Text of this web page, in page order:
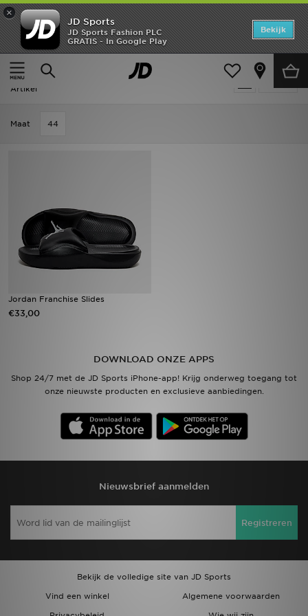
×
JD Sports
JD Sports Fashion PLC
GRATIS - In Google Play
Bekijk
Thuis
Heren Herenschoenen Slippers & Sandalen
Heren - Jordan Slippers & Sandalen
Artikel
Maat 44
Jordan Franchise Slides
€33,00
DOWNLOAD ONZE APPS
Shop 24/7 met de JD Sports iPhone-app! Krijg onderweg toegang tot
onze nieuwste producten en exclusieve aanbiedingen.
Nieuwsbrief aanmelden
Registreren
Bekijk de volledige site van JD Sports
Vind een winkel
Algemene voorwaarden
Home
Offers
New In
Collecties
Voetbal
Klantenservice